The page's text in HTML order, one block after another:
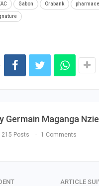
Gabon Orabank
Germain Maganga
Posts 1 Comments
ARTICLE